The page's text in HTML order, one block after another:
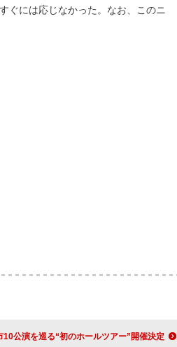
ぐには応じなかった。なお、このニ
国8都市10公演を巡る“初のホールツアー”開催決定